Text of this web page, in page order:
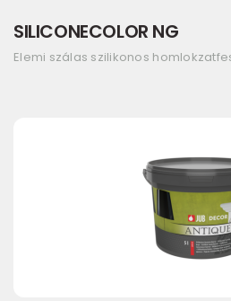
SILICONECOLOR NG
Elemi szálas szilikonos